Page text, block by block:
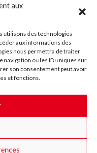
aux
utilisons des technologies
aux informations des
nous permettra de traiter
ou les ID uniques sur
son consentement peut avoir
et fonctions.
réservés
Youtube